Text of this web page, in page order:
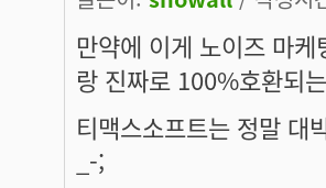
만약에 이게 노이즈 마
랑 진짜로 100%호환되
티맥스소프트는 정말 대
_-;